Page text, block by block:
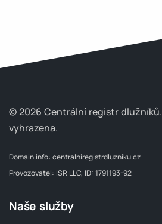
© 2026 Centrální registr dlužníků.
vyhrazena.
Domain info: centralniregistrdluzniku.cz
Provozovatel: ISR LLC, ID: 1791193-92
Naše služby